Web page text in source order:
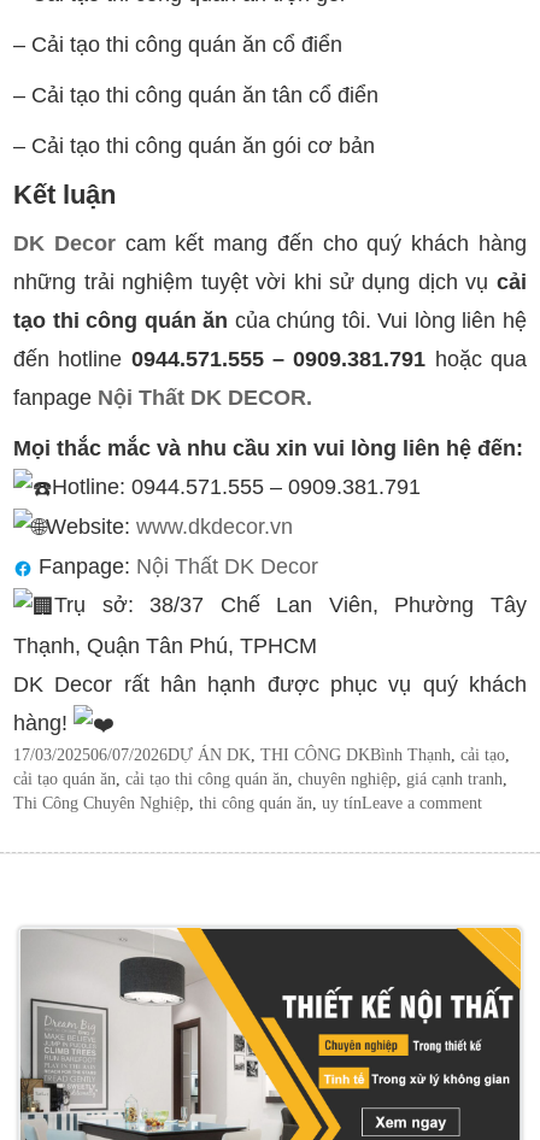
– Cải tạo thi công quán ăn cổ điển
– Cải tạo thi công quán ăn tân cổ điển
– Cải tạo thi công quán ăn gói cơ bản
Kết luận
DK Decorcam kết mang đến cho quý khách hàng
những trải nghiệm tuyệt vời khi sử dụng dịch vụ cải
tạo thi công quán ăn của chúng tôi. Vui lòng liên hệ
đến hotline 0944.571.555 – 0909.381.791 hoặc qua
fanpage Nội Thất DK DECOR.
Mọi thắc mắc và nhu cầu xin vui lòng liên hệ đến:
Hotline: 0944.571.555 – 0909.381.791
Website:www.dkdecor.vn
Fanpage: Nội Thất DK Decor
Trụ sở: 38/37 Chế Lan Viên, Phường Tây
Thạnh, Quận Tân Phú, TPHCM
DK Decor rất hân hạnh được phục vụ quý khách
hàng!
Posted
on
17/03/202506/07/2026Categories
DỰ ÁN DK ,THI CÔNG DKTags
Bình Thạnh ,cải tạo
cải tạo quán ăn ,cải tạo thi công quán ăn ,chuyên nghiệp giá cạnh tranh
Thi Công Chuyên Nghiệp ,thi công quán ăn ,uy tínLeave a comment